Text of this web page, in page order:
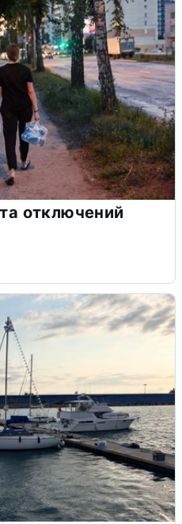
отключений